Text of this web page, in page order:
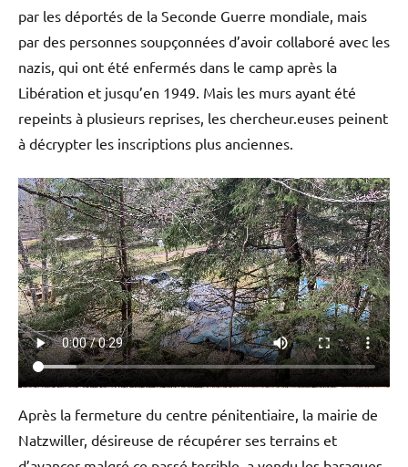
par les déportés de la Seconde Guerre mondiale, mais
par des personnes soupçonnées d’avoir collaboré avec les
nazis, qui ont été enfermés dans le camp après la
Libération et jusqu’en 1949. Mais les murs ayant été
repeints à plusieurs reprises, les chercheur.euses peinent
à décrypter les inscriptions plus anciennes.
Après la fermeture du centre pénitentiaire, la mairie de
Natzwiller, désireuse de récupérer ses terrains et